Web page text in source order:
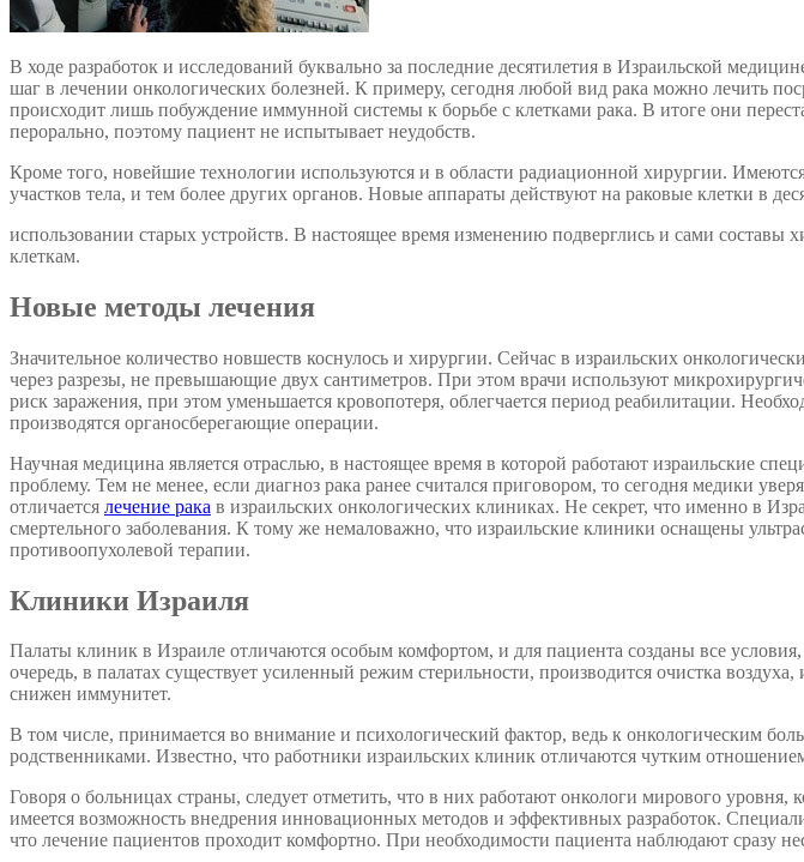
В ходе разработок и исследований буквально за последние десятилетия в Израильской
шаг в лечении онкологических болезней. К примеру, сегодня любой вид рака можно лечить
происходит лишь побуждение иммунной системы к борьбе с клетками рака. В итоге они
перорально, поэтому пациент не испытывает неудобств.
Кроме того, новейшие технологии используются и в области радиационной хирургии.
участков тела, и тем более других органов. Новые аппараты действуют на раковые клетки в
использовании старых устройств. В настоящее время изменению подверглись и сами
клеткам.
Новые методы лечения
Значительное количество новшеств коснулось и хирургии. Сейчас в израильских
через разрезы, не превышающие двух сантиметров. При этом врачи используют
риск заражения, при этом уменьшается кровопотеря, облегчается период реабилитации.
производятся органосберегающие операции.
Научная медицина является отраслью, в настоящее время в которой работают израильские
проблему. Тем не менее, если диагноз рака ранее считался приговором, то сегодня медики
отличается лечение рака в израильских онкологических клиниках. Не секрет, что именно в
смертельного заболевания. К тому же немаловажно, что израильские клиники оснащены
противоопухолевой терапии.
Клиники Израиля
Палаты клиник в Израиле отличаются особым комфортом, и для пациента созданы все
очередь, в палатах существует усиленный режим стерильности, производится очистка
снижен иммунитет.
В том числе, принимается во внимание и психологический фактор, ведь к онкологическим
родственниками. Известно, что работники израильских клиник отличаются чутким
Говоря о больницах страны, следует отметить, что в них работают онкологи мирового
имеется возможность внедрения инновационных методов и эффективных разработок.
что лечение пациентов проходит комфортно. При необходимости пациента наблюдают сразу